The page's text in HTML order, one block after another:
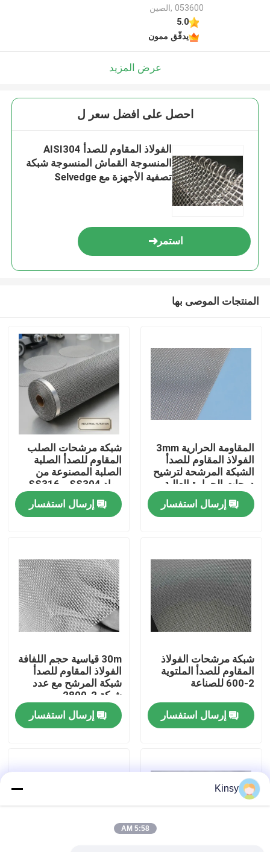
المنزل
برنامج VR
حولنا
جولة في المصنع
اتصل بنا
أخبار
القضايا
053600 ,الصين
5.0
يدقّق ممون
عرض المزيد
احصل على افضل سعر ل
الفولاذ المقاوم للصدأ AISI304
المنسوجة القماش المنسوجة شبكة
تصفية الأجهزة مع Selvedge
استمر
المنتجات الموصى بها
المقاومة الحرارية 3mm
الفولاذ المقاوم للصدأ
الشبكة المرشحة لترشيح
درجات الحرارة العالية
في الصناعة
إرسال استفسار
شبكة مرشحات الصلب
المقاوم للصدأ الصلبة
الصلبة المصنوعة من
مواد SS304 و SS316
للتطبيقات الصناعية
للجصف والفلترات
إرسال استفسار
شبكة مرشحات الفولاذ
المقاوم للصدأ الملتوية
2-600 للصناعة
إرسال استفسار
30m قياسية حجم اللفافة
الفولاذ المقاوم للصدأ
شبكة المرشح مع عدد
ISO9001 معتمدة
للتطبيقات الواسعة
إرسال استفسار
Kinsy
5:58 AM